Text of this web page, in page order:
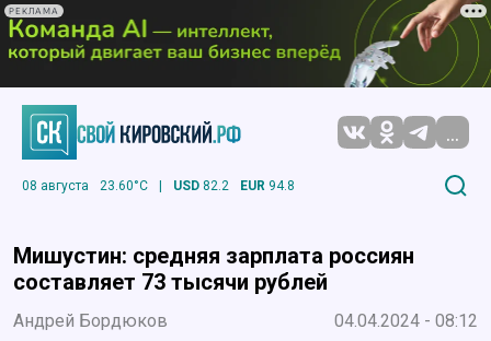
РЕКЛАМА
...
08 августа 23.60°C | USD 82.2 EUR 94.8
Мишустин: средняя зарплата россиян
составляет 73 тысячи рублей
Андрей Бордюков 04.04.2024 - 08:12